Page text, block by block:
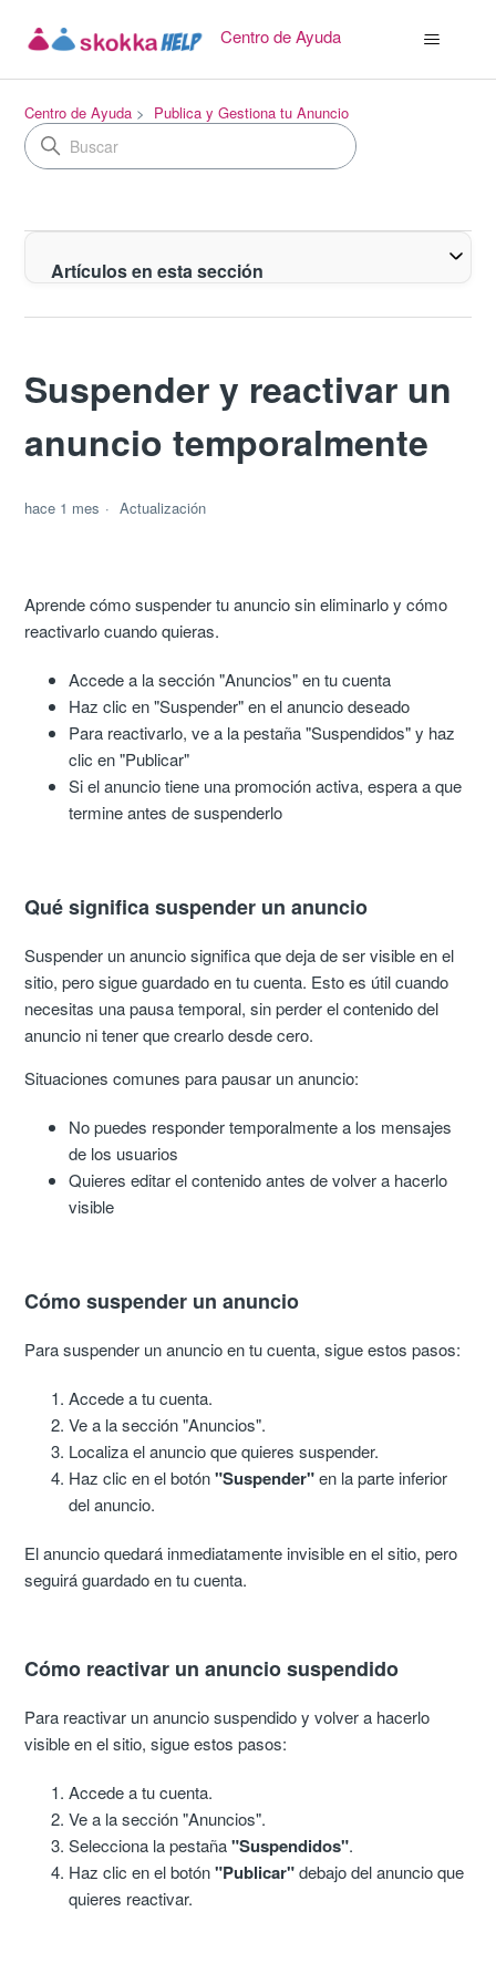
Centro de Ayuda
Centro de Ayuda Publica y Gestiona tu Anuncio
Artículos en esta sección
Suspender y reactivar un
anuncio temporalmente
hace 1 mes Actualización
Aprende cómo suspender tu anuncio sin eliminarlo y cómo
reactivarlo cuando quieras.
Accede a la sección "Anuncios" en tu cuenta
Haz clic en "Suspender" en el anuncio deseado
Para reactivarlo, ve a la pestaña "Suspendidos" y haz
clic en "Publicar"
Si el anuncio tiene una promoción activa, espera a que
termine antes de suspenderlo
Qué significa suspender un anuncio
Suspender un anuncio significa que deja de ser visible en el
sitio, pero sigue guardado en tu cuenta. Esto es útil cuando
necesitas una pausa temporal, sin perder el contenido del
anuncio ni tener que crearlo desde cero.
Situaciones comunes para pausar un anuncio:
No puedes responder temporalmente a los mensajes
de los usuarios
Quieres editar el contenido antes de volver a hacerlo
visible
Cómo suspender un anuncio
Para suspender un anuncio en tu cuenta, sigue estos pasos:
Accede a tu cuenta.
Ve a la sección "Anuncios".
Localiza el anuncio que quieres suspender.
Haz clic en el botón"Suspender"en la parte inferior
del anuncio.
El anuncio quedará inmediatamente invisible en el sitio, pero
seguirá guardado en tu cuenta.
Cómo reactivar un anuncio suspendido
Para reactivar un anuncio suspendido y volver a hacerlo
visible en el sitio, sigue estos pasos:
Accede a tu cuenta.
Ve a la sección "Anuncios".
Selecciona la pestaña"Suspendidos".
Haz clic en el botón"Publicar"debajo del anuncio que
quieres reactivar.